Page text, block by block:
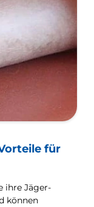
für
ihre Jäger-
können